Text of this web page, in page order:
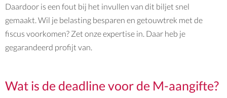
Daardoor is een fout bij het invullen van dit biljet snel
gemaakt. Wil je belasting besparen en getouwtrek met de
fiscus voorkomen? Zet onze expertise in. Daar heb je
gegarandeerd profijt van.
Wat is de deadline voor de M-aangifte?